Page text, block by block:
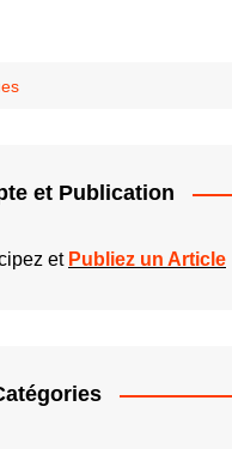
et Publication
et Publiez un Article